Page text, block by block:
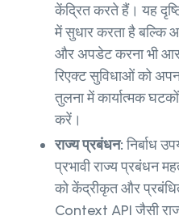
केंद्रित करते हैं। यह
में सुधार करता है बल्कि
और अपडेट करना भी
रिएक्ट सुविधाओं को
तुलना में कार्यात्मक
करें।
राज्य प्रबंधन:निर्बाध
प्रभावी राज्य प्रबंधन
को केंद्रीकृत और
Context API जैसी